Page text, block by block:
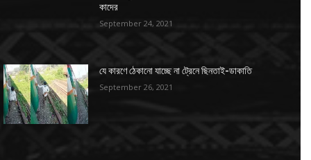
কাদের
September 24, 2021
যে কারণে ঠেকানো যাচ্ছে না ট্রেনে ছিনতাই-ডাকাতি
September 26, 2021